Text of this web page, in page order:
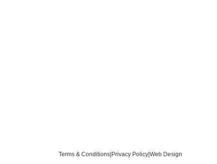
Terms & Conditions Privacy Policy Web Design